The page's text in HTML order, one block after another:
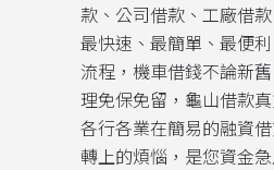
款、公司借款、工廠借
最快速、最簡單、最便
流程，機車借錢不論新
理免保免留，龜山借款
各行各業在簡易的融資
轉上的煩惱，是您資金